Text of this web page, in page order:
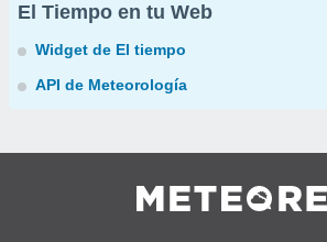
El Tiempo en tu Web
Widget de El tiempo
API de Meteorología